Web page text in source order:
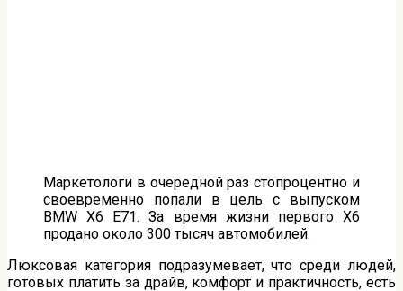
Маркетологи в очередной раз стопроцентно и
своевременно попали в цель с выпуском
BMW X6 Е71. За время жизни первого Х6
продано около 300 тысяч автомобилей.
Люксовая категория подразумевает, что среди людей,
готовых платить за драйв, комфорт и практичность, есть